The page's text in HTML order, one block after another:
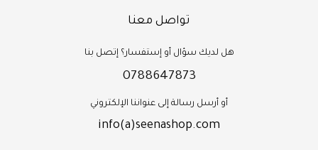
تواصل معنا
هل لديك سؤال أو إستفسار؟ إتصل بنا
0788647873
أو أرسل رسالة إلى عنواننا الإلكتروني
info(a)seenashop.com